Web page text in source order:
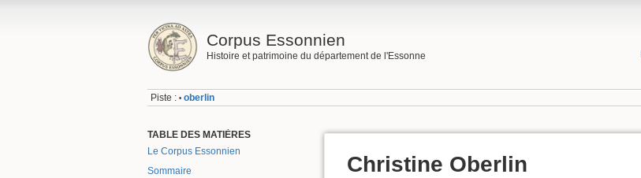
Corpus Essonnien
Histoire et patrimoine du département de l'Essonne
Piste : • oberlin
TABLE DES MATIÈRES
Le Corpus Essonnien
Sommaire
Christine Oberlin